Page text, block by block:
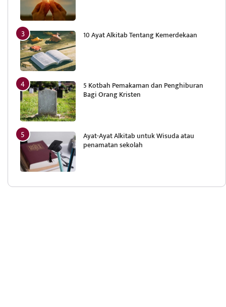
10 Ayat Alkitab Tentang Kemerdekaan
5 Kotbah Pemakaman dan Penghiburan
Bagi Orang Kristen
Ayat-Ayat Alkitab untuk Wisuda atau
penamatan sekolah